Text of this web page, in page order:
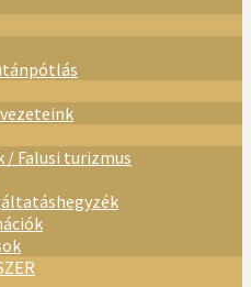
/ Falusi turizmus